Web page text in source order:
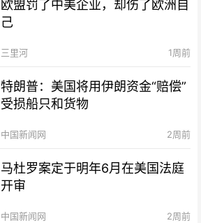
欧盟罚了中美企业，却伤了欧洲自
己
三里河 1周前
特朗普：美国将用伊朗资金“赔偿”
受损船只和货物
中国新闻网 2周前
马杜罗案定于明年6月在美国法庭
开审
中国新闻网 2周前